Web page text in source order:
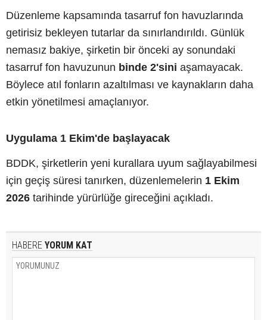
Düzenleme kapsamında tasarruf fon havuzlarında
getirisiz bekleyen tutarlar da sınırlandırıldı. Günlük
nemasız bakiye, şirketin bir önceki ay sonundaki
tasarruf fon havuzunun binde 2'sini aşamayacak.
Böylece atıl fonların azaltılması ve kaynakların daha
etkin yönetilmesi amaçlanıyor.
Uygulama 1 Ekim'de başlayacak
BDDK, şirketlerin yeni kurallara uyum sağlayabilmesi
için geçiş süresi tanırken, düzenlemelerin 1 Ekim
2026 tarihinde yürürlüğe gireceğini açıkladı.
HABERE YORUM KAT